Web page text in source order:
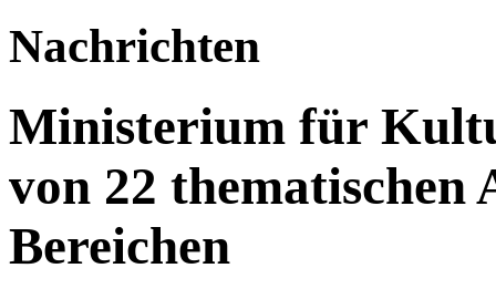
Nachrichten
Ministerium für
von 22
Bereichen